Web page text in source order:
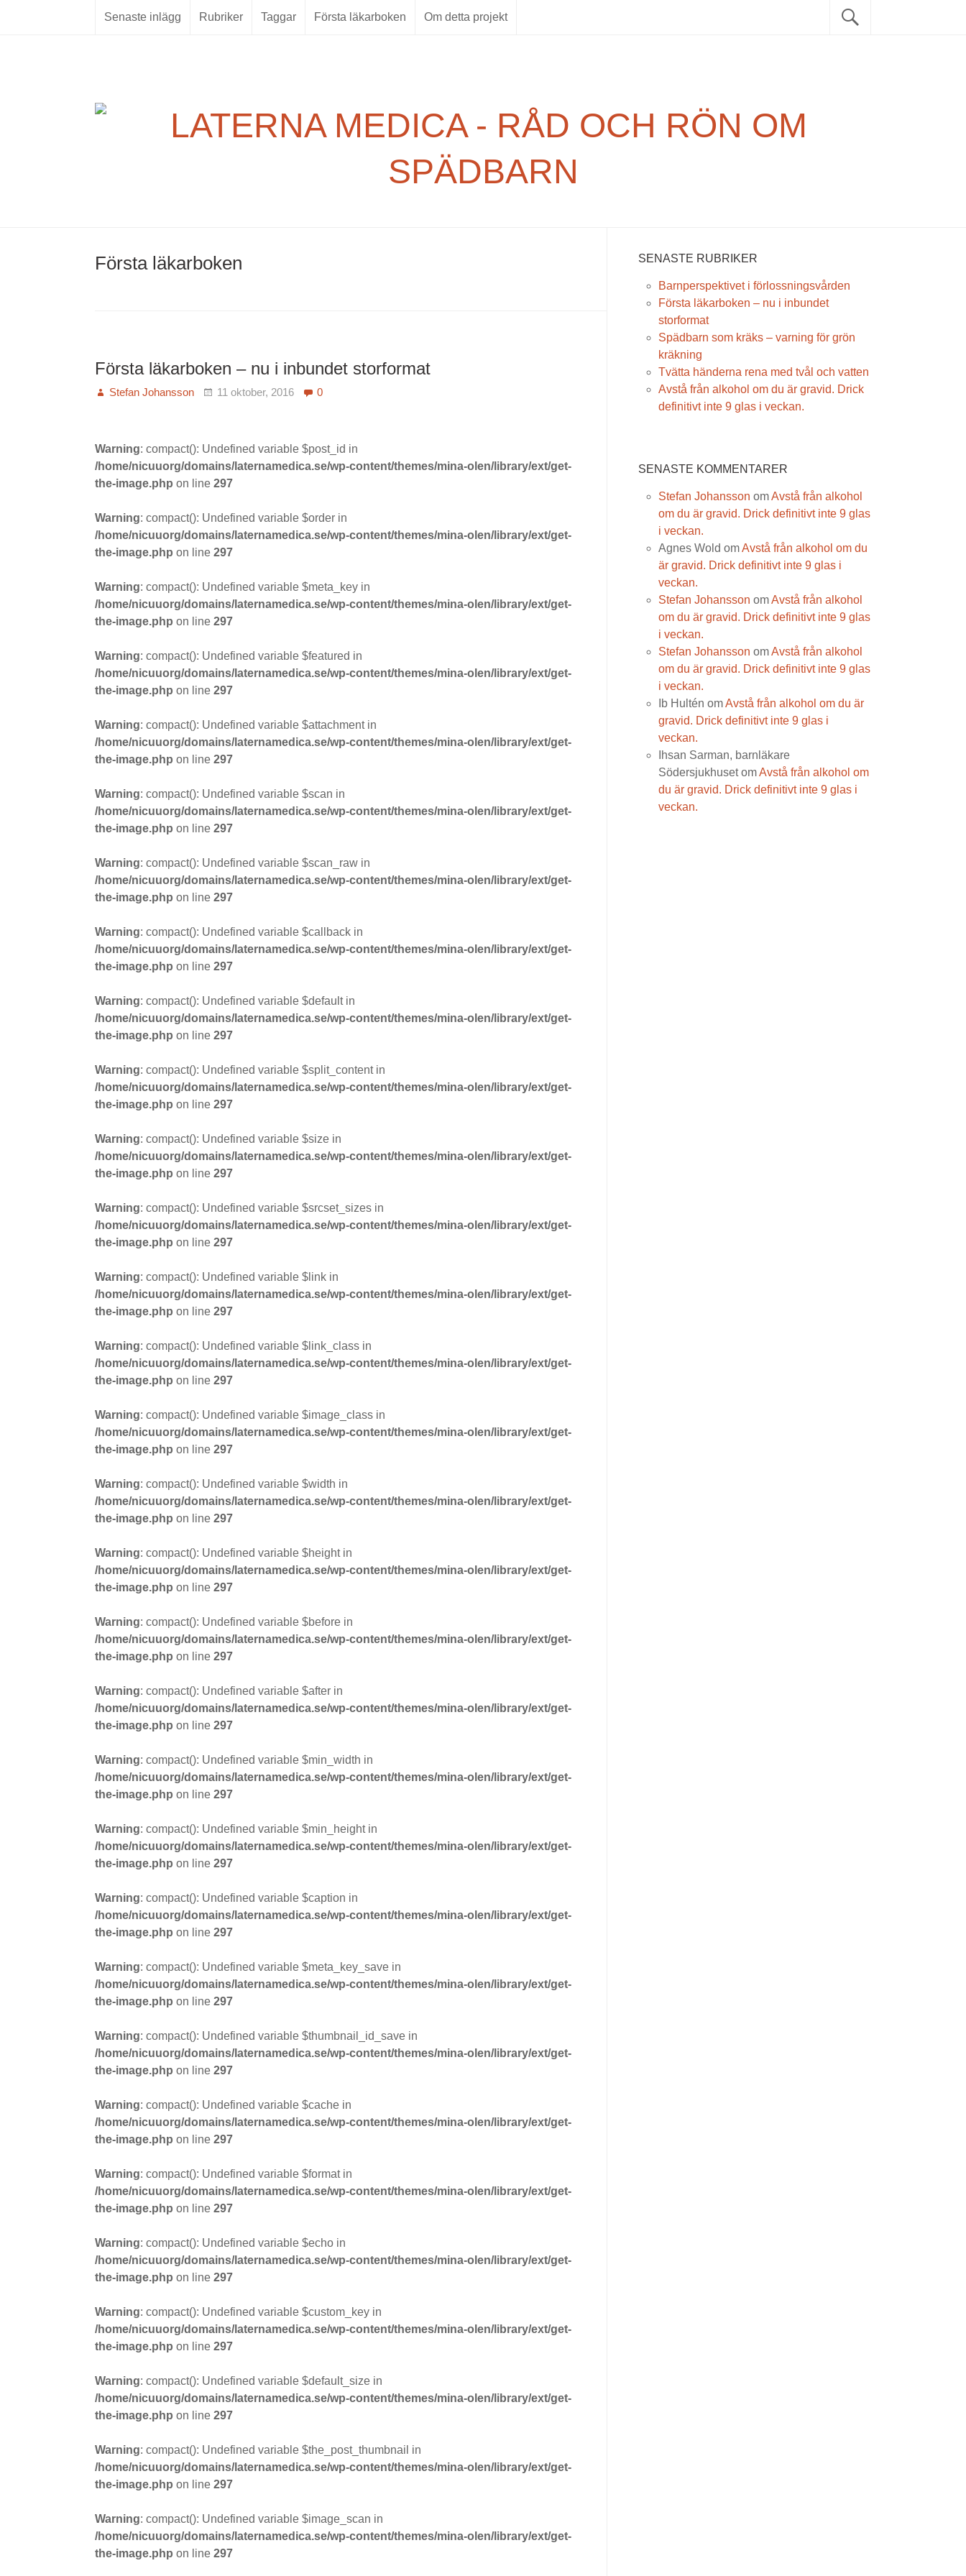
Senaste inlägg Rubriker Taggar Första läkarboken Om detta projekt Sök
Sök
Första läkarboken
Första läkarboken – nu i inbundet storformat
Stefan Johansson 11 oktober, 2016 0
Warning: compact(): Undefined variable $post_id in
/home/nicuuorg/domains/laternamedica.se/wp-content/themes/mina-olen/library/ext/get-
the-image.php on line 297
Warning: compact(): Undefined variable $order in
/home/nicuuorg/domains/laternamedica.se/wp-content/themes/mina-olen/library/ext/get-
the-image.php on line 297
Warning: compact(): Undefined variable $meta_key in
/home/nicuuorg/domains/laternamedica.se/wp-content/themes/mina-olen/library/ext/get-
the-image.php on line 297
Warning: compact(): Undefined variable $featured in
/home/nicuuorg/domains/laternamedica.se/wp-content/themes/mina-olen/library/ext/get-
the-image.php on line 297
Warning: compact(): Undefined variable $attachment in
/home/nicuuorg/domains/laternamedica.se/wp-content/themes/mina-olen/library/ext/get-
the-image.php on line 297
Warning: compact(): Undefined variable $scan in
/home/nicuuorg/domains/laternamedica.se/wp-content/themes/mina-olen/library/ext/get-
the-image.php on line 297
Warning: compact(): Undefined variable $scan_raw in
/home/nicuuorg/domains/laternamedica.se/wp-content/themes/mina-olen/library/ext/get-
the-image.php on line 297
Warning: compact(): Undefined variable $callback in
/home/nicuuorg/domains/laternamedica.se/wp-content/themes/mina-olen/library/ext/get-
the-image.php on line 297
Warning: compact(): Undefined variable $default in
/home/nicuuorg/domains/laternamedica.se/wp-content/themes/mina-olen/library/ext/get-
the-image.php on line 297
Warning: compact(): Undefined variable $split_content in
/home/nicuuorg/domains/laternamedica.se/wp-content/themes/mina-olen/library/ext/get-
the-image.php on line 297
Warning: compact(): Undefined variable $size in
/home/nicuuorg/domains/laternamedica.se/wp-content/themes/mina-olen/library/ext/get-
the-image.php on line 297
Warning: compact(): Undefined variable $srcset_sizes in
/home/nicuuorg/domains/laternamedica.se/wp-content/themes/mina-olen/library/ext/get-
the-image.php on line 297
Warning: compact(): Undefined variable $link in
/home/nicuuorg/domains/laternamedica.se/wp-content/themes/mina-olen/library/ext/get-
the-image.php on line 297
Warning: compact(): Undefined variable $link_class in
/home/nicuuorg/domains/laternamedica.se/wp-content/themes/mina-olen/library/ext/get-
the-image.php on line 297
Warning: compact(): Undefined variable $image_class in
/home/nicuuorg/domains/laternamedica.se/wp-content/themes/mina-olen/library/ext/get-
the-image.php on line 297
Warning: compact(): Undefined variable $width in
/home/nicuuorg/domains/laternamedica.se/wp-content/themes/mina-olen/library/ext/get-
the-image.php on line 297
Warning: compact(): Undefined variable $height in
/home/nicuuorg/domains/laternamedica.se/wp-content/themes/mina-olen/library/ext/get-
the-image.php on line 297
Warning: compact(): Undefined variable $before in
/home/nicuuorg/domains/laternamedica.se/wp-content/themes/mina-olen/library/ext/get-
the-image.php on line 297
Warning: compact(): Undefined variable $after in
/home/nicuuorg/domains/laternamedica.se/wp-content/themes/mina-olen/library/ext/get-
the-image.php on line 297
Warning: compact(): Undefined variable $min_width in
/home/nicuuorg/domains/laternamedica.se/wp-content/themes/mina-olen/library/ext/get-
the-image.php on line 297
Warning: compact(): Undefined variable $min_height in
/home/nicuuorg/domains/laternamedica.se/wp-content/themes/mina-olen/library/ext/get-
the-image.php on line 297
Warning: compact(): Undefined variable $caption in
/home/nicuuorg/domains/laternamedica.se/wp-content/themes/mina-olen/library/ext/get-
the-image.php on line 297
Warning: compact(): Undefined variable $meta_key_save in
/home/nicuuorg/domains/laternamedica.se/wp-content/themes/mina-olen/library/ext/get-
the-image.php on line 297
Warning: compact(): Undefined variable $thumbnail_id_save in
/home/nicuuorg/domains/laternamedica.se/wp-content/themes/mina-olen/library/ext/get-
the-image.php on line 297
Warning: compact(): Undefined variable $cache in
/home/nicuuorg/domains/laternamedica.se/wp-content/themes/mina-olen/library/ext/get-
the-image.php on line 297
Warning: compact(): Undefined variable $format in
/home/nicuuorg/domains/laternamedica.se/wp-content/themes/mina-olen/library/ext/get-
the-image.php on line 297
Warning: compact(): Undefined variable $echo in
/home/nicuuorg/domains/laternamedica.se/wp-content/themes/mina-olen/library/ext/get-
the-image.php on line 297
Warning: compact(): Undefined variable $custom_key in
/home/nicuuorg/domains/laternamedica.se/wp-content/themes/mina-olen/library/ext/get-
the-image.php on line 297
Warning: compact(): Undefined variable $default_size in
/home/nicuuorg/domains/laternamedica.se/wp-content/themes/mina-olen/library/ext/get-
the-image.php on line 297
Warning: compact(): Undefined variable $the_post_thumbnail in
/home/nicuuorg/domains/laternamedica.se/wp-content/themes/mina-olen/library/ext/get-
the-image.php on line 297
Warning: compact(): Undefined variable $image_scan in
/home/nicuuorg/domains/laternamedica.se/wp-content/themes/mina-olen/library/ext/get-
the-image.php on line 297
SENASTE RUBRIKER
Barnperspektivet i förlossningsvården
Första läkarboken – nu i inbundet
storformat
Spädbarn som kräks – varning för grön
kräkning
Tvätta händerna rena med tvål och vatten
Avstå från alkohol om du är gravid. Drick
definitivt inte 9 glas i veckan.
SENASTE KOMMENTARER
Stefan Johansson omAvstå från alkohol
om du är gravid. Drick definitivt inte 9 glas
i veckan.
Agnes Wold omAvstå från alkohol om du
är gravid. Drick definitivt inte 9 glas i
veckan.
Stefan Johansson omAvstå från alkohol
om du är gravid. Drick definitivt inte 9 glas
i veckan.
Stefan Johansson omAvstå från alkohol
om du är gravid. Drick definitivt inte 9 glas
i veckan.
Ib Hultén omAvstå från alkohol om du är
gravid. Drick definitivt inte 9 glas i
veckan.
Ihsan Sarman, barnläkare
SödersjukhusetomAvstå från alkohol om
du är gravid. Drick definitivt inte 9 glas i
veckan.